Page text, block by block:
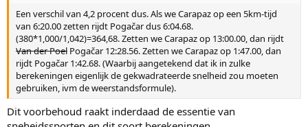
Een verschil van 4,2 procent dus. Als we Carapaz op een 5km-tijd
van 6:20.00 zetten rijdt Pogačar dus 6:04.68.
(380*1,000/1,042)=364,68. Zetten we Carapaz op 13:00.00, dan rijdt
Van der Poel Pogačar 12:28.56. Zetten we Carapaz op 1:47.00, dan
rijdt Pogačar 1:42.68. (Waarbij aangetekend dat ik in zulke
berekeningen eigenlijk de gekwadrateerde snelheid zou moeten
gebruiken, ivm de weerstandsformule).
Dit voorbehoud raakt inderdaad de essentie van